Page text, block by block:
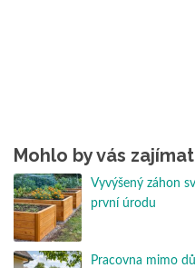
Mohlo by vás zajímat
Vyvýšený záhon
první úrodu
Pracovna mimo